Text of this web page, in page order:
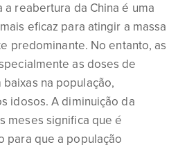
reabertura da China é uma
eficaz para atingir a massa
predominante. No entanto, as
as doses de
na população,
idosos. A diminuição da
meses significa que é
para que a população